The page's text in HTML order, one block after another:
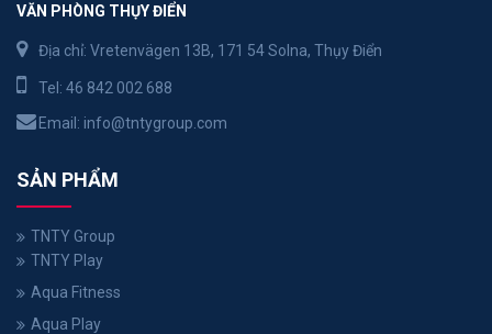
VĂN PHÒNG THỤY ĐIỂN
Địa chỉ: Vretenvägen 13B, 171 54 Solna, Thụy Điển
Tel: 46 842 002 688
Email: info@tntygroup.com
SẢN PHẨM
TNTY Group
TNTY Play
Aqua Fitness
Aqua Play